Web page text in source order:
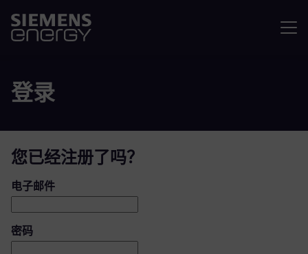
登录
您已经注册了吗？
登录：用户和密码
电子邮件
密码